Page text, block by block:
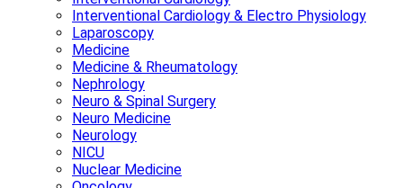
Interventional Cardiology & Electro Physiology
Laparoscopy
Medicine
Medicine & Rheumatology
Nephrology
Neuro & Spinal Surgery
Neuro Medicine
Neurology
NICU
Nuclear Medicine